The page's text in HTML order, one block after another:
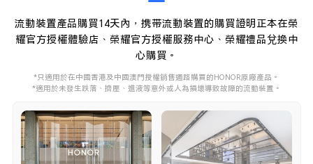
流動裝置產品購買14天內，携带流動裝置的購買證明正本在榮
耀官方授權體驗店、榮耀官方授權服務中心、榮耀禮品兌換中
心購買。
*只適用於在中國香港及中國澳門授權銷售通路購買的HONOR原廠產品。
*適用於未發生跌落、擠壓、進液等意外或人為損壞導致故障的流動裝置。